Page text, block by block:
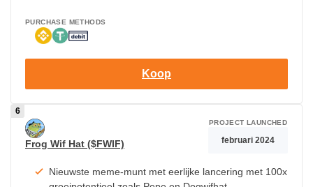
PURCHASE METHODS
Koop
Frog Wif Hat ($FWIF)
Nieuwste meme-munt met eerlijke lancering met 100x
PROJECT LAUNCHED
februari 2024